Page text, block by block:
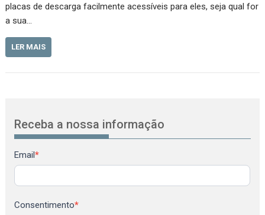
placas de descarga facilmente acessíveis para eles, seja qual for
a sua…
LER MAIS
Receba a nossa informação
Newsletter
Email*
Consentimento*